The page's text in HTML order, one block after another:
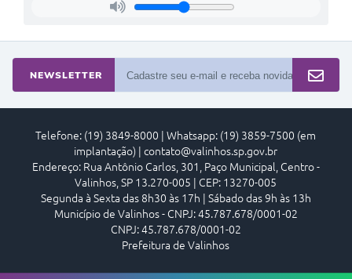
NEWSLETTER
Telefone: (19) 3849-8000 | Whatsapp: (19) 3859-7500 (em
implantação) | contato@valinhos.sp.gov.br
Endereço: Rua Antônio Carlos, 301, Paço Municipal, Centro -
Valinhos, SP 13.270-005 | CEP: 13270-005
Segunda à Sexta das 8h30 às 17h | Sábado das 9h às 13h
Município de Valinhos - CNPJ: 45.787.678/0001-02
CNPJ: 45.787.678/0001-02
Prefeitura de Valinhos